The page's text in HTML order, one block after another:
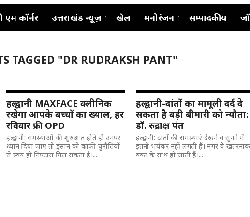
एम कॉर्नर उत्तराखंड न्यूज़ खेल मनोरंजन सम्पादकीय
TAGGED "DR RUDRAKSH PANT"
हल्द्वानी MAXFACE क्लीनिक
रखेगा आपके बच्चों का ख्याल, हर
रविवार फ्री OPD
हल्द्वानी: समस्याओं की शुरुआत होते ही उनपर
ध्यान दिया जाए तो इंसान को काफी चुनौतियों
से स्वयं ही निपटारा मिल सकता है।...
हल्द्वानी-दांतों का मामूली दर्द दे
सकता है बड़ी बीमारी को न्यौता:
डॉ. रुद्राक्ष पंत
हल्द्वानी: दांतों की समस्याएं देखने व सुनने में
इतनी भयंकर नहीं लगती हैं। मगर ये खतरनाक
वक्त के साथ हो जाती हैं।...